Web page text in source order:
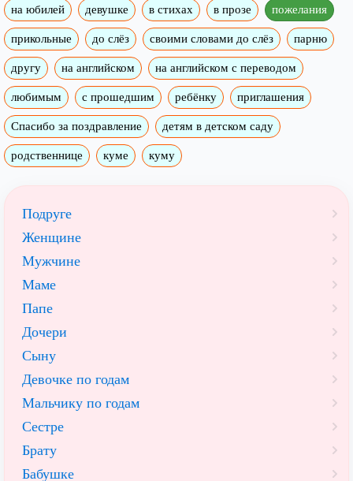
на юбилей девушке в стихах в прозе пожелания
прикольные до слёз своими словами до слёз парню
другу на английском на английском с переводом
любимым с прошедшим ребёнку приглашения
Спасибо за поздравление детям в детском саду
родственнице куме куму
Подруге
Женщине
Мужчине
Маме
Папе
Дочери
Сыну
Девочке по годам
Мальчику по годам
Сестре
Брату
Бабушке